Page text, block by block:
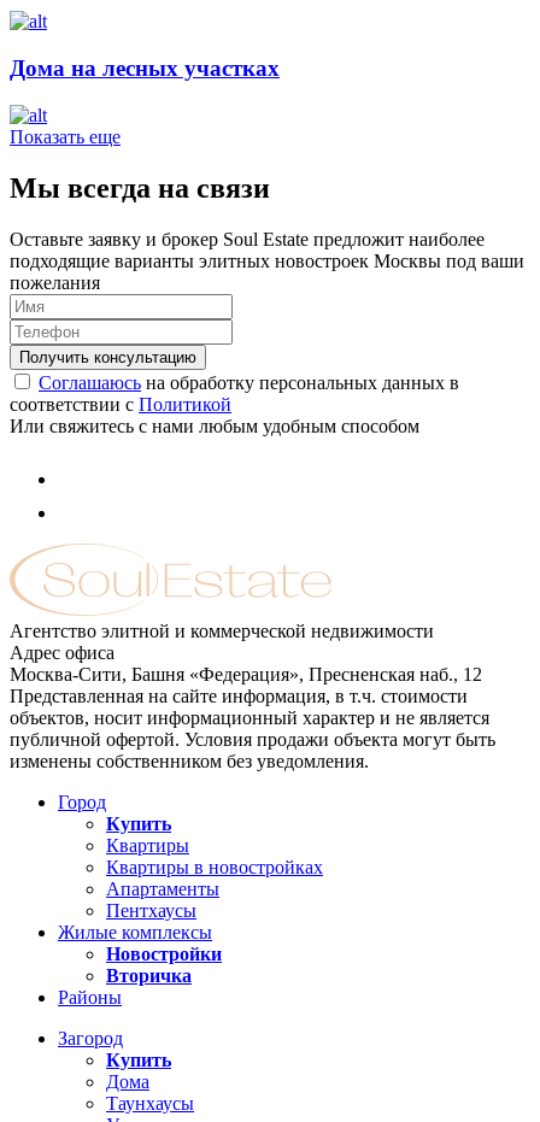
Дома на лесных участках
Показать еще
Мы всегда на связи
Оставьте заявку и брокер Soul Estate предложит наиболее
подходящие варианты элитных новостроек Москвы под ваши
пожелания
Соглашаюсь на обработку персональных данных в
соответствии с Политикой
Или свяжитесь с нами любым удобным способом
Агентство элитной и коммерческой недвижимости
Адрес офиса
Москва-Сити, Башня «Федерация», Пресненская наб., 12
Представленная на сайте информация, в т.ч. стоимости
объектов, носит информационный характер и не является
публичной офертой. Условия продажи объекта могут быть
изменены собственником без уведомления.
Город
Купить
Квартиры
Квартиры в новостройках
Апартаменты
Пентхаусы
Жилые комплексы
Новостройки
Вторичка
Районы
Загород
Купить
Дома
Таунхаусы